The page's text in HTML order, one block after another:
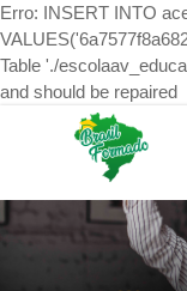
Erro: INSERT INTO
Table './
and should be repaired